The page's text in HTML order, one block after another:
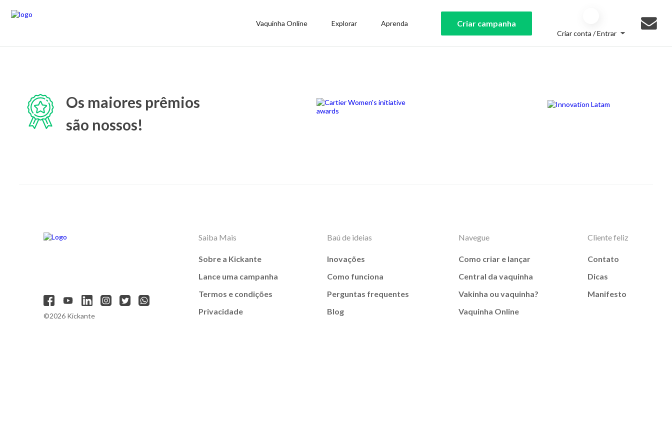
Vaquinha Online Explorar Aprenda Criar campanha
Criar conta / Entrar
Os maiores prêmios
são nossos!
©2026 Kickante
Saiba Mais
Sobre a Kickante
Lance uma campanha
Termos e condições
Privacidade
Baú de ideias
Inovações
Como funciona
Perguntas frequentes
Blog
Navegue
Como criar e lançar
Central da vaquinha
Vakinha ou vaquinha?
Vaquinha Online
Cliente feliz
Contato
Dicas
Manifesto